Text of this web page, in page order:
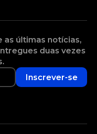
as últimas notícias,
duas vezes
Inscrever-se